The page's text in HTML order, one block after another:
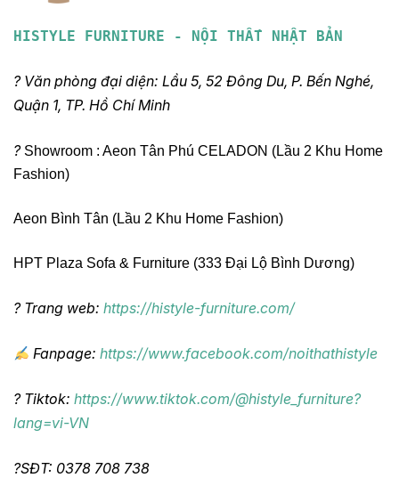
HISTYLE FURNITURE - NỘI THẤT NHẬT BẢN
? Văn phòng đại diện: Lầu 5, 52 Đông Du, P. Bến Nghé,
Quận 1, TP. Hồ Chí Minh
?Showroom : Aeon Tân Phú CELADON (Lầu 2 Khu Home
Fashion)
Aeon Bình Tân (Lầu 2 Khu Home Fashion)
HPT Plaza Sofa & Furniture (333 Đại Lộ Bình Dương)
? Trang web: https://histyle-furniture.com/
Fanpage:https://www.facebook.com/noithathistyle
? Tiktok: https://www.tiktok.com/@histyle_furniture?
lang=vi-VN
?SĐT: 0378 708 738